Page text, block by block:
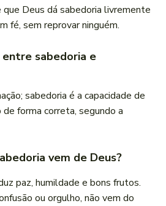
Deus dá sabedoria livremente
fé, sem reprovar ninguém.
sabedoria e
sabedoria é a capacidade de
forma correta, segundo a
vem de Deus?
paz, humildade e bons frutos.
ou orgulho, não vem do